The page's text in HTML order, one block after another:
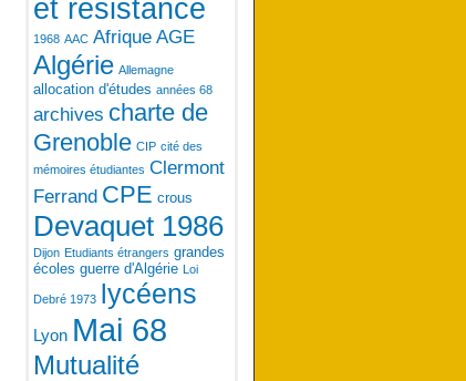
et résistance
1968 AAC Afrique AGE
Algérie Allemagne
allocation d'études années 68
archives charte de
Grenoble CIP cité des
mémoires étudiantes Clermont
Ferrand CPE crous
Devaquet 1986
Dijon Etudiants étrangers grandes
écoles guerre d'Algérie Loi
Debré 1973 lycéens
Lyon Mai 68
Mutualité